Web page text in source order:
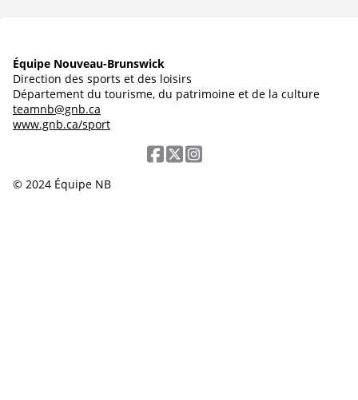
Équipe Nouveau-Brunswick
Direction des sports et des loisirs
Département du tourisme, du patrimoine et de la culture
teamnb@gnb.ca
www.gnb.ca/sport
© 2024 Équipe NB